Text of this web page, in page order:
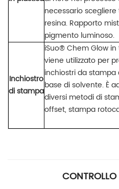
necessario scegliere
resina. Rapporto
pigmento luminoso.
Inchiostro
di stampa
iSuo® Chem Glow
viene utilizzato per
inchiostri da
base di solvente. È
diversi metodi di
offset, stampa